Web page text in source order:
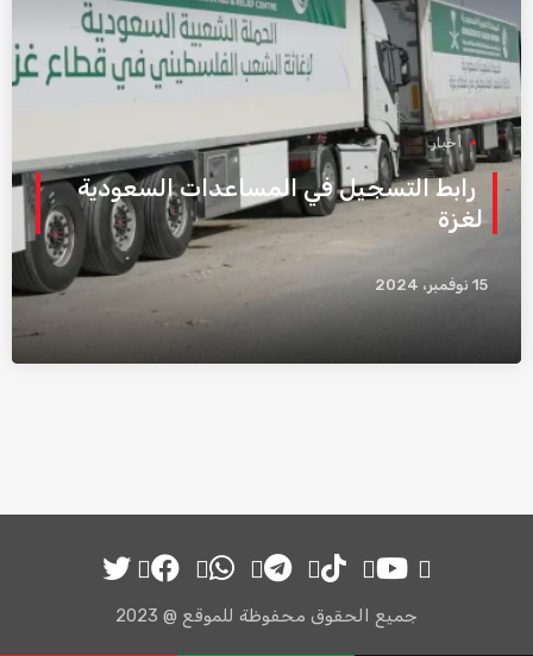
أخبار
رابط التسجيل في المساعدات السعودية
لغزة
15 نوفمبر، 2024
جميع ‎الحقوق محفوظة للموقع @ ‎‎2023